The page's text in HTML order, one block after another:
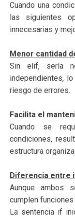
Cuando una
las siguientes
innecesarias y
Menor cantidad
Sin elif, sería
independientes,
riesgo de errores.
Facilita el
Cuando se
condiciones,
estructura
Diferencia entre
Aunque ambos
cumplen
La sentencia if